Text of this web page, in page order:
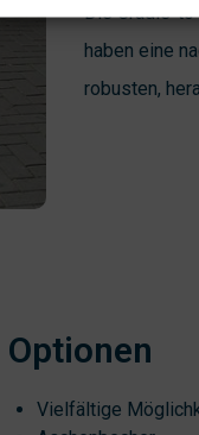
Die Cradle-
haben eine
robusten,
Optionen
Vielfältige